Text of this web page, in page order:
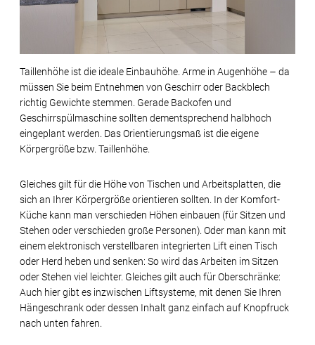
Taillenhöhe ist die ideale Einbauhöhe. Arme in Augenhöhe – da
müssen Sie beim Entnehmen von Geschirr oder Backblech
richtig Gewichte stemmen. Gerade Backofen und
Geschirrspülmaschine sollten dementsprechend halbhoch
eingeplant werden. Das Orientierungsmaß ist die eigene
Körpergröße bzw. Taillenhöhe.
Gleiches gilt für die Höhe von Tischen und Arbeitsplatten, die
sich an Ihrer Körpergröße orientieren sollten. In der Komfort-
Küche kann man verschieden Höhen einbauen (für Sitzen und
Stehen oder verschieden große Personen). Oder man kann mit
einem elektronisch verstellbaren integrierten Lift einen Tisch
oder Herd heben und senken: So wird das Arbeiten im Sitzen
oder Stehen viel leichter. Gleiches gilt auch für Oberschränke:
Auch hier gibt es inzwischen Liftsysteme, mit denen Sie Ihren
Hängeschrank oder dessen Inhalt ganz einfach auf Knopfruck
nach unten fahren.